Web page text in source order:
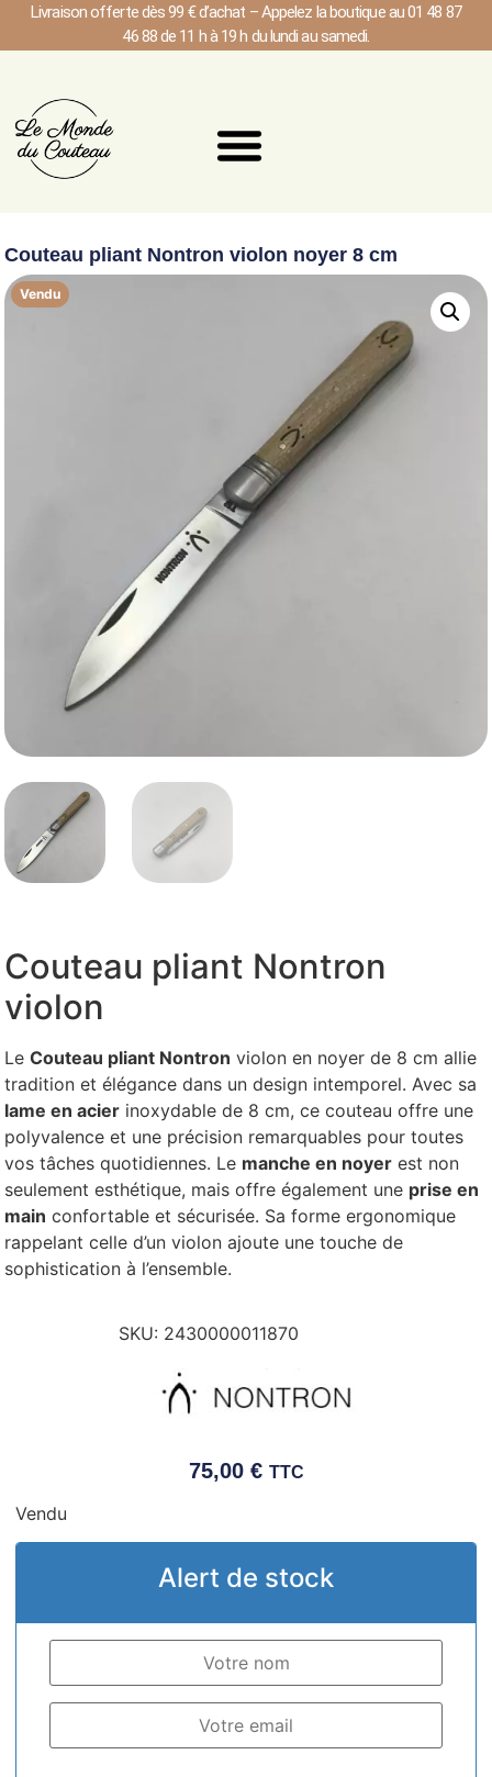
Livraison offerte dès 99 € d’achat – Appelez la boutique au 01 48 87
46 88 de 11 h à 19 h du lundi au samedi.
Couteau pliant Nontron violon noyer 8 cm
Vendu
Couteau pliant Nontron
violon
LeCouteau pliant Nontron violon en noyer de 8 cm allie
tradition et élégance dans un design intemporel. Avec sa
lame en acier inoxydable de 8 cm, ce couteau offre une
polyvalence et une précision remarquables pour toutes
vos tâches quotidiennes. Le manche en noyer est non
seulement esthétique, mais offre également une prise en
main confortable et sécurisée. Sa forme ergonomique
rappelant celle d’un violon ajoute une touche de
sophistication à l’ensemble.
SKU: 2430000011870
75,00 € TTC
Vendu
Alert de stock